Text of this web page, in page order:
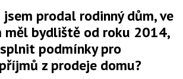
prodal rodinný dům, ve
měl bydliště od roku 2014,
podmínky pro
z prodeje domu?